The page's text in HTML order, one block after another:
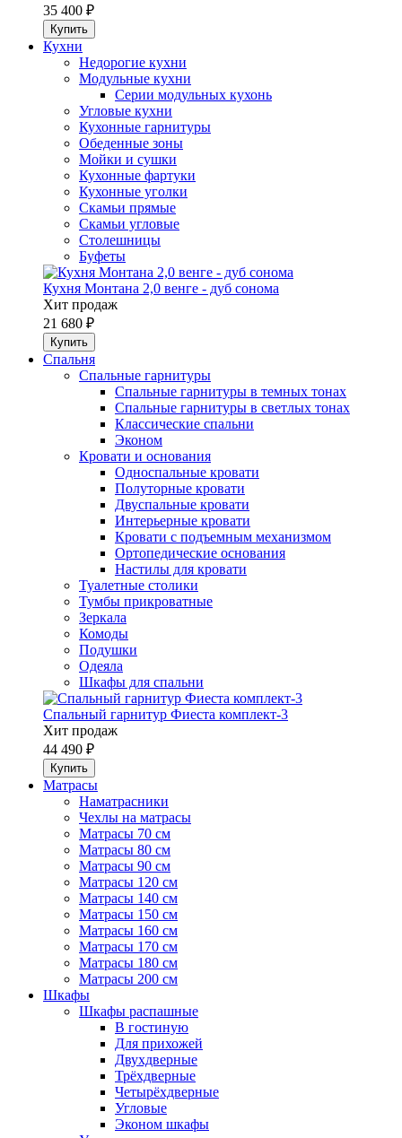
35 400 ₽
Кухни
Недорогие кухни
Модульные кухни
Серии модульных кухонь
Угловые кухни
Кухонные гарнитуры
Обеденные зоны
Мойки и сушки
Кухонные фартуки
Кухонные уголки
Скамьи прямые
Скамьи угловые
Столешницы
Буфеты
Кухня Монтана 2,0 венге - дуб сонома
Хит продаж
21 680 ₽
Спальня
Спальные гарнитуры
Спальные гарнитуры в темных тонах
Спальные гарнитуры в светлых тонах
Классические спальни
Эконом
Кровати и основания
Односпальные кровати
Полуторные кровати
Двуспальные кровати
Интерьерные кровати
Кровати с подъемным механизмом
Ортопедические основания
Настилы для кровати
Туалетные столики
Тумбы прикроватные
Зеркала
Комоды
Подушки
Одеяла
Шкафы для спальни
Спальный гарнитур Фиеста комплект-3
Хит продаж
44 490 ₽
Матрасы
Наматрасники
Чехлы на матрасы
Матрасы 70 см
Матрасы 80 см
Матрасы 90 см
Матрасы 120 см
Матрасы 140 см
Матрасы 150 см
Матрасы 160 см
Матрасы 170 см
Матрасы 180 см
Матрасы 200 см
Шкафы
Шкафы распашные
В гостиную
Для прихожей
Двухдверные
Трёхдверные
Четырёхдверные
Угловые
Эконом шкафы